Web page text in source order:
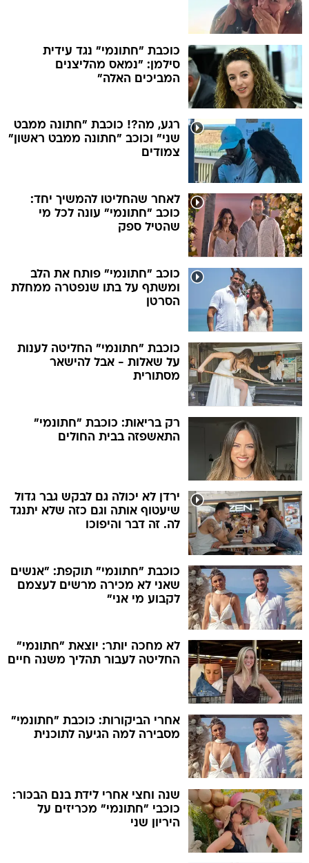
כוכבת "חתונמי" נגד עידית
סילמן: "נמאס מהליצנים
המביכים האלה"
רגע, מה?! כוכבת "חתונה ממבט
שני" וכוכב "חתונה ממבט ראשון"
צמודים
לאחר שהחליטו להמשיך יחד:
כוכב "חתונמי" עונה לכל מי
שהטיל ספק
כוכב "חתונמי" פותח את הלב
ומשתף על בתו שנפטרה ממחלת
הסרטן
כוכבת "חתונמי" החליטה לענות
על שאלות - אבל להישאר
מסתורית
רק בריאות: כוכבת "חתונמי"
התאשפזה בבית החולים
ירדן לא יכולה גם לבקש גבר גדול
שיעטוף אותה וגם כזה שלא יתנגד
לה. זה דבר והיפוכו
כוכבת "חתונמי" תוקפת: "אנשים
שאני לא מכירה מרשים לעצמם
לקבוע מי אני"
לא מחכה יותר: יוצאת "חתונמי"
החליטה לעבור תהליך משנה חיים
אחרי הביקורות: כוכבת "חתונמי"
מסבירה למה הגיעה לתוכנית
שנה וחצי אחרי לידת בנם הבכור:
כוכבי "חתונמי" מכריזים על
היריון שני